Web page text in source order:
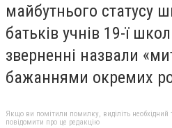
майбутнього статусу
батьків учнів 19-ї
зверненні назвали
бажаннями окремих
Якщо ви помітили помилку, виділіть необхідний
повідомити про це редакцію